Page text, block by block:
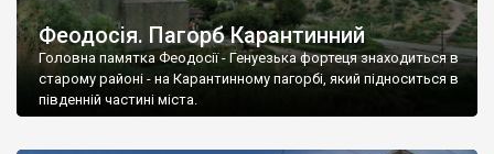
Феодосія. Пагорб Карантинний
Головна памятка Феодосії - Генуезька фортеця знаходиться в
старому районі - на Карантинному пагорбі, який підноситься в
південній частині міста.